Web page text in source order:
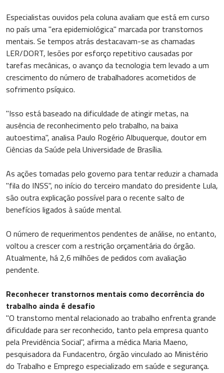
Especialistas ouvidos pela coluna avaliam que está em curso
no país uma "era epidemiológica" marcada por transtornos
mentais. Se tempos atrás destacavam-se as chamadas
LER/DORT, lesões por esforço repetitivo causadas por
tarefas mecânicas, o avanço da tecnologia tem levado a um
crescimento do número de trabalhadores acometidos de
sofrimento psíquico.
"Isso está baseado na dificuldade de atingir metas, na
ausência de reconhecimento pelo trabalho, na baixa
autoestima", analisa Paulo Rogério Albuquerque, doutor em
Ciências da Saúde pela Universidade de Brasília.
As ações tomadas pelo governo para tentar reduzir a chamada
"fila do INSS", no início do terceiro mandato do presidente Lula,
são outra explicação possível para o recente salto de
benefícios ligados à saúde mental.
O número de requerimentos pendentes de análise, no entanto,
voltou a crescer com a restrição orçamentária do órgão.
Atualmente, há 2,6 milhões de pedidos com avaliação
pendente.
Reconhecer transtornos mentais como decorrência do
trabalho ainda é desafio
"O transtorno mental relacionado ao trabalho enfrenta grande
dificuldade para ser reconhecido, tanto pela empresa quanto
pela Previdência Social", afirma a médica Maria Maeno,
pesquisadora da Fundacentro, órgão vinculado ao Ministério
do Trabalho e Emprego especializado em saúde e segurança.